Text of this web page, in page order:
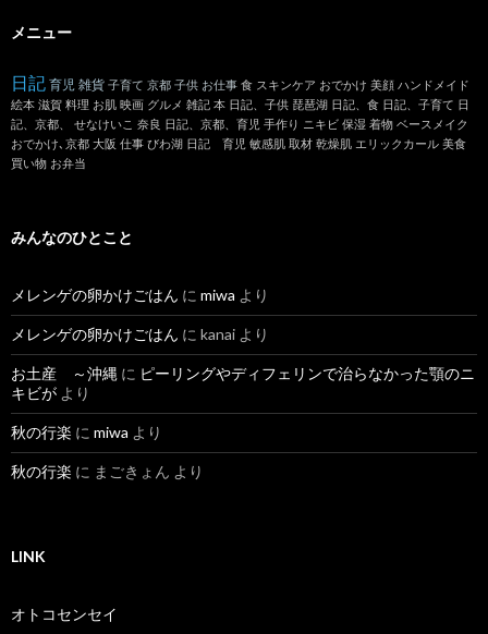
メニュー
日記 育児 雑貨 子育て 京都 子供 お仕事 食 スキンケア おでかけ 美顔 ハンドメイド
絵本 滋賀 料理 お肌 映画 グルメ 雑記 本 日記、子供 琵琶湖 日記、食 日記、子育て 日
記、京都、
せなけいこ 奈良 日記、京都、育児 手作り ニキビ 保湿 着物 ベースメイク
おでかけ､京都 大阪 仕事 びわ湖 日記 育児 敏感肌 取材 乾燥肌 エリックカール 美食
買い物 お弁当
みんなのひとこと
メレンゲの卵かけごはん に miwa より
メレンゲの卵かけごはん に kanai より
お土産 ～沖縄 に ピーリングやディフェリンで治らなかった顎のニ
キビが より
秋の行楽 に miwa より
秋の行楽 に まごきょん より
LINK
オトコセンセイ